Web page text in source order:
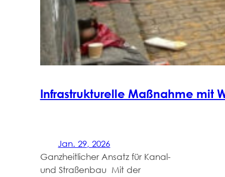
Infrastrukturelle Maßnahme mit
Jan. 29, 2026
Ganzheitlicher Ansatz für Kanal-
und Straßenbau Mit der